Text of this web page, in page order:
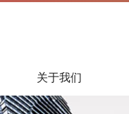
关于我们